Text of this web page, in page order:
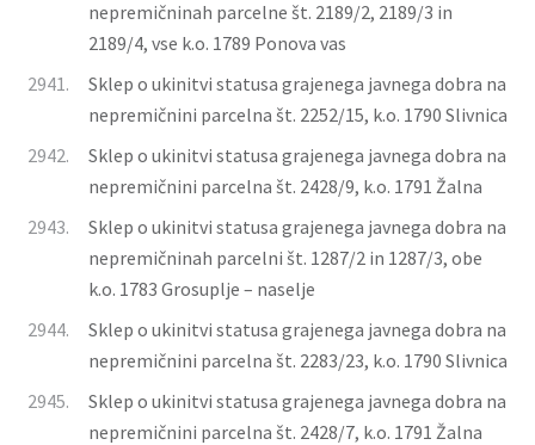
nepremičninah parcelne št. 2189/2, 2189/3 in
2189/4, vse k.o. 1789 Ponova vas
2941.
Sklep o ukinitvi statusa grajenega javnega dobra na
nepremičnini parcelna št. 2252/15, k.o. 1790 Slivnica
2942.
Sklep o ukinitvi statusa grajenega javnega dobra na
nepremičnini parcelna št. 2428/9, k.o. 1791 Žalna
2943.
Sklep o ukinitvi statusa grajenega javnega dobra na
nepremičninah parcelni št. 1287/2 in 1287/3, obe
k.o. 1783 Grosuplje – naselje
2944.
Sklep o ukinitvi statusa grajenega javnega dobra na
nepremičnini parcelna št. 2283/23, k.o. 1790 Slivnica
2945.
Sklep o ukinitvi statusa grajenega javnega dobra na
nepremičnini parcelna št. 2428/7, k.o. 1791 Žalna